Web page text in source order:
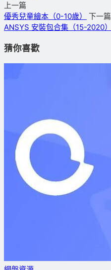
上一篇
優秀兒童繪本（0-10歲）
下一篇
ANSYS 安裝包合集（15-2020）
猜你喜歡